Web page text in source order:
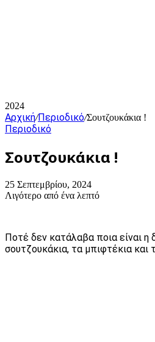
2024
Αρχική/Περιοδικό/Σουτζουκάκια !
Περιοδικό
Σουτζουκάκια !
25 Σεπτεμβρίου, 2024
Λιγότερο από ένα λεπτό
Ποτέ δεν κατάλαβα ποια είναι η
σουτζουκάκια, τα μπιφτέκια και